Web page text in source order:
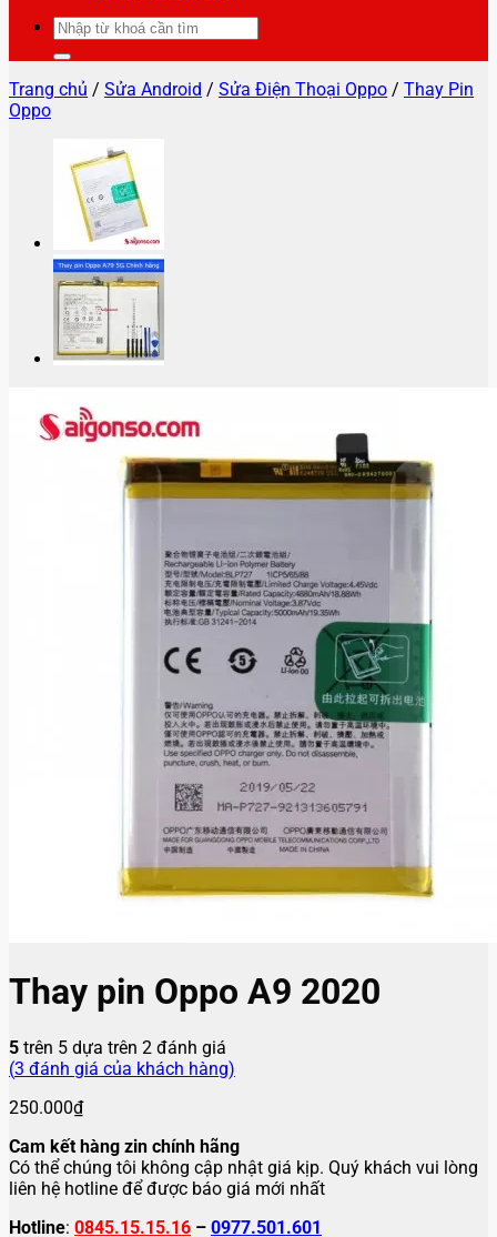
Tìm
kiếm:
Trang chủ / Sửa Android / Sửa Điện Thoại Oppo / Thay Pin
Oppo
Thay pin Oppo A9 2020
5 trên 5 dựa trên 2 đánh giá
(3 đánh giá của khách hàng)
250.000₫
Cam kết hàng zin chính hãng
Có thể chúng tôi không cập nhật giá kịp. Quý khách vui lòng
liên hệ hotline để được báo giá mới nhất
Hotline: 0845.15.15.16 – 0977.501.601